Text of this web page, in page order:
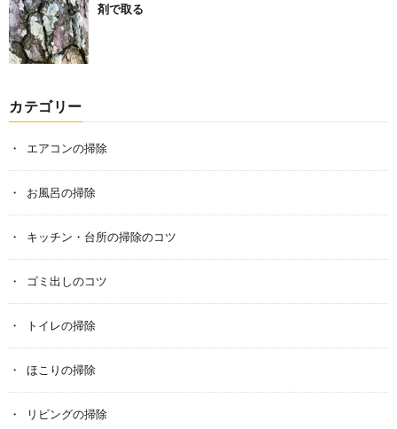
剤で取る
カテゴリー
エアコンの掃除
お風呂の掃除
キッチン・台所の掃除のコツ
ゴミ出しのコツ
トイレの掃除
ほこりの掃除
リビングの掃除